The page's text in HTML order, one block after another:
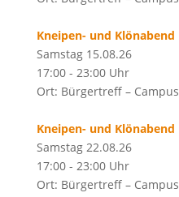
Kneipen- und Klönabend
Samstag 15.08.26
17:00 - 23:00 Uhr
Ort: Bürgertreff – Campus
Kneipen- und Klönabend
Samstag 22.08.26
17:00 - 23:00 Uhr
Ort: Bürgertreff – Campus